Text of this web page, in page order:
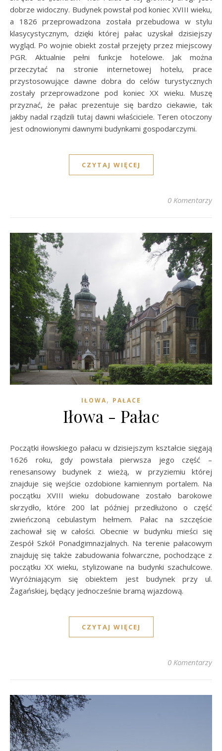
dobrze widoczny. Budynek powstał pod koniec XVIII wieku,
a 1826 przeprowadzona została przebudowa w stylu
klasycystycznym, dzięki której pałac uzyskał dzisiejszy
wygląd. Po wojnie obiekt został przejęty przez miejscowy
PGR. Aktualnie pełni funkcje hotelowe. Jak można
przeczytać na stronie internetowej hotelu, prace
przystosowujące dawne dobra do celów turystycznych
zostały przeprowadzone pod koniec XX wieku. Muszę
przyznać, że pałac prezentuje się bardzo ciekawie, tak
jakby nadal rządzili tutaj dawni właściciele. Teren otoczony
jest odnowionymi dawnymi budynkami gospodarczymi.
CZYTAJ WIĘCEJ
0 Komentarzy
IŁOWA, PAŁACE
Iłowa - Pałac
Początki iłowskiego pałacu w dzisiejszym kształcie sięgają
1626 roku, gdy powstała pierwsza jego część –
renesansowy budynek z wieżą, w przyziemiu której
znajduje się wejście ozdobione kamiennym portalem. Na
początku XVIII wieku dobudowane zostało barokowe
skrzydło, które 200 lat później przedłużono o część
zwieńczoną cebulastym hełmem. Pałac na szczęście
zachował się w całości. Obecnie w budynku mieści się
Zespół Szkół Ponadgimnazjalnych. Na terenie pałacowym
znajduję się także zabudowania folwarczne, pochodzące z
początku XX wieku, stylizowane na budynki szachulcowe.
Wyróżniającym się obiektem jest budynek przy ul.
Żagańskiej, będący jednocześnie bramą wjazdową.
CZYTAJ WIĘCEJ
0 Komentarzy